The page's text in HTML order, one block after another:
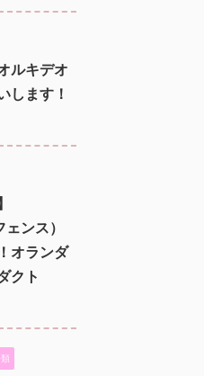
ルキデオ
ます！
ンス）
オランダ
クト